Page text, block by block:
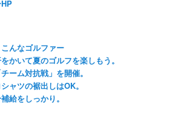
んなゴルファー
かいて夏のゴルフを楽しもう。
ーム対抗戦」を開催。
ャツの裾出しはOK。
給をしっかり。